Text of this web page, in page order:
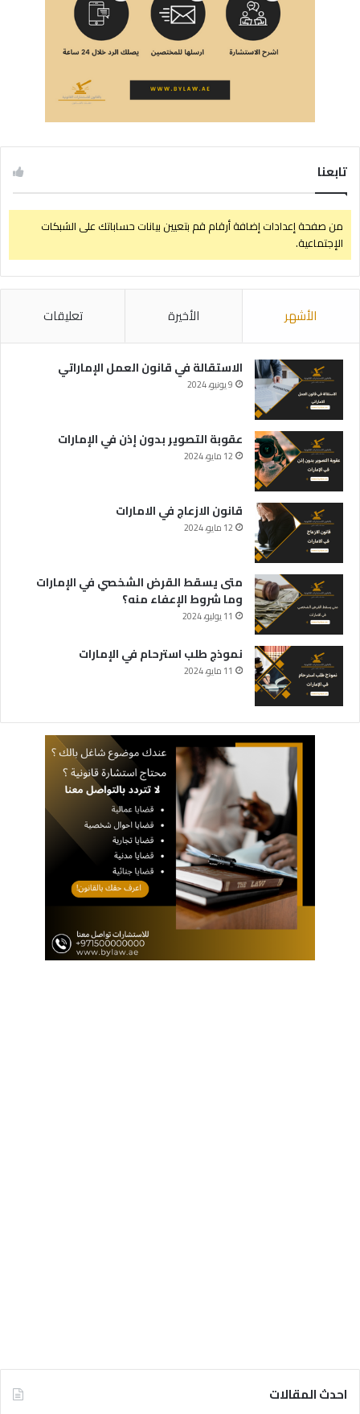
تابعنا
من صفحة إعدادات إضافة أرقام قم بتعيين بيانات حساباتك على الشبكات
الإجتماعية.
الأشهر الأخيرة تعليقات
الاستقالة في قانون العمل الإماراتي
9 يونيو، 2024
عقوبة التصوير بدون إذن في الإمارات
12 مايو، 2024
قانون الازعاج في الامارات
12 مايو، 2024
متى يسقط القرض الشخصي في الإمارات
وما شروط الإعفاء منه؟
11 يوليو، 2024
نموذج طلب استرحام في الإمارات
11 مايو، 2024
احدث المقالات